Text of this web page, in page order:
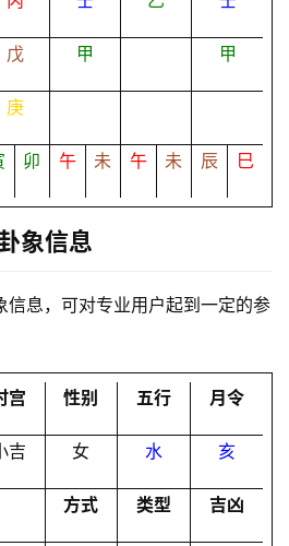
注册
戊 甲 甲
庚
卯 午 未 午 未 辰 巳
象信息
信息，可对专业用户起到一定的参
宫 性别 五行 月令
吉 女 水 亥
方式 类型 吉凶